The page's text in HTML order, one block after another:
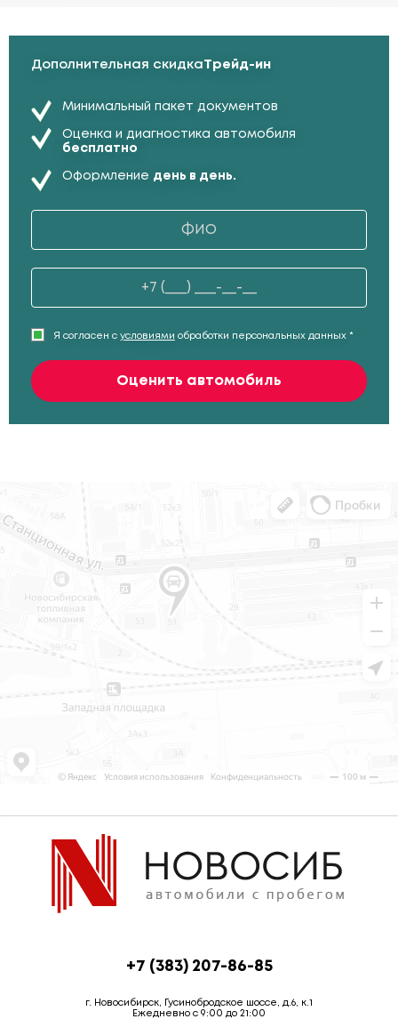
Дополнительная скидкаТрейд-ин
Минимальный пакет документов
Оценка и диагностика автомобиля
бесплатно
Оформление день в день.
Я согласен с условиями обработки персональных данных *
Оценить автомобиль
+7 (383) 207-86-85
г. Новосибирск, Гусинобродское шоссе, д.6, к.1
Ежедневно с 9:00 до 21:00